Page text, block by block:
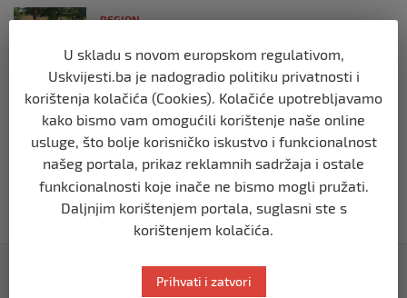
REGION
roditelji zvali hitnu i policiju: “Došli su
uhapsiti kozu”
prije 10 mjeseci
REGION
Vučić dramatično: “Biće rata, Vojska
Srbije je spremna”
prije 10 mjeseci
U skladu s novom europskom regulativom,
Uskvijesti.ba je nadogradio politiku privatnosti i
korištenja kolačića (Cookies). Kolačiće upotrebljavamo
kako bismo vam omogućili korištenje naše online
usluge, što bolje korisničko iskustvo i funkcionalnost
našeg portala, prikaz reklamnih sadržaja i ostale
funkcionalnosti koje inače ne bismo mogli pružati.
Daljnjim korištenjem portala, suglasni ste s
korištenjem kolačića.
Prihvati i zatvori